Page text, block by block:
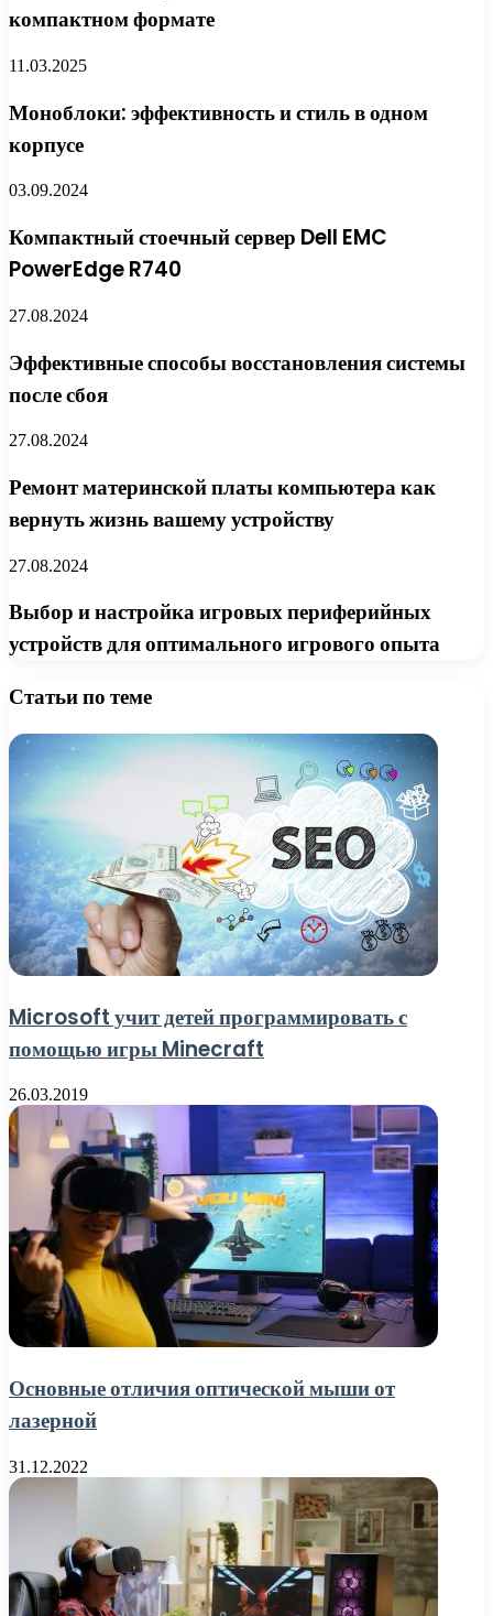
компактном формате
11.03.2025
Моноблоки: эффективность и стиль в одном
корпусе
03.09.2024
Компактный стоечный сервер Dell EMC
PowerEdge R740
27.08.2024
Эффективные способы восстановления системы
после сбоя
27.08.2024
Ремонт материнской платы компьютера как
вернуть жизнь вашему устройству
27.08.2024
Выбор и настройка игровых периферийных
устройств для оптимального игрового опыта
Статьи по теме
Microsoft учит детей программировать с
помощью игры Minecraft
26.03.2019
Основные отличия оптической мыши от
лазерной
31.12.2022